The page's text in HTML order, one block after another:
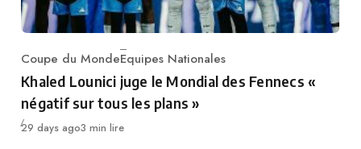
Category
Coupe du MondeEquipes Nationales
Khaled Lounici juge le Mondial des Fennecs «
négatif sur tous les plans »
Publié
29 days ago3 min lire